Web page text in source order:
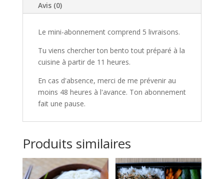
Avis (0)
Le mini-abonnement comprend 5 livraisons.
Tu viens chercher ton bento tout préparé à la
cuisine à partir de 11 heures.
En cas d'absence, merci de me prévenir au
moins 48 heures à l'avance. Ton abonnement
fait une pause.
Produits similaires